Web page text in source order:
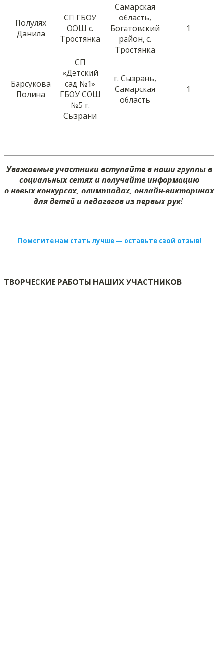
Полулях
Данила
СП ГБОУ
ООШ с.
Тростянка
Самарская
область,
Богатовский
район, с.
Тростянка
1
Барсукова
Полина
СП
«Детский
сад №1»
ГБОУ СОШ
№5 г.
Сызрани
г. Сызрань,
Самарская
область
1
Уважаемые участники вступайте в наши группы в
социальных сетях и получайте информацию
о новых конкурсах, олимпиадах, онлайн-викторинах
для детей и педагогов из первых рук!
Помогите нам стать лучше — оставьте свой отзыв!
ТВОРЧЕСКИЕ РАБОТЫ НАШИХ УЧАСТНИКОВ